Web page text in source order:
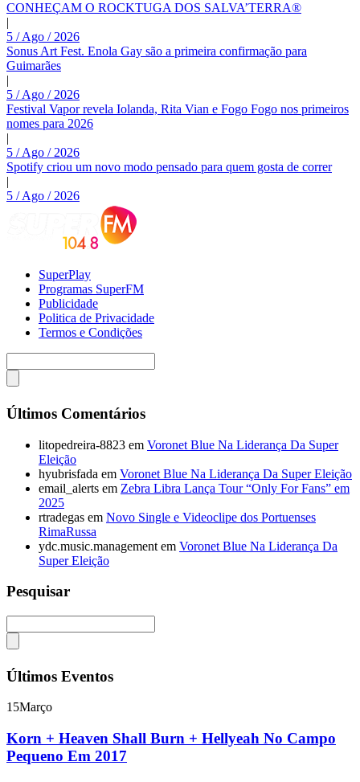
CONHEÇAM O ROCKTUGA DOS SALVA’TERRA®
|
5 / Ago / 2026
Sonus Art Fest. Enola Gay são a primeira confirmação para
Guimarães
|
5 / Ago / 2026
Festival Vapor revela Iolanda, Rita Vian e Fogo Fogo nos primeiros
nomes para 2026
|
5 / Ago / 2026
Spotify criou um novo modo pensado para quem gosta de correr
|
5 / Ago / 2026
SuperPlay
Programas SuperFM
Publicidade
Politica de Privacidade
Termos e Condições
Últimos Comentários
litopedreira-8823 em Voronet Blue Na Liderança Da Super
Eleição
hyubrisfada em Voronet Blue Na Liderança Da Super Eleição
email_alerts em Zebra Libra Lança Tour “Only For Fans” em
2025
rtradegas em Novo Single e Videoclipe dos Portuenses
RimaRussa
ydc.music.management em Voronet Blue Na Liderança Da
Super Eleição
Pesquisar
Últimos Eventos
15Março
Korn + Heaven Shall Burn + Hellyeah No Campo
Pequeno Em 2017